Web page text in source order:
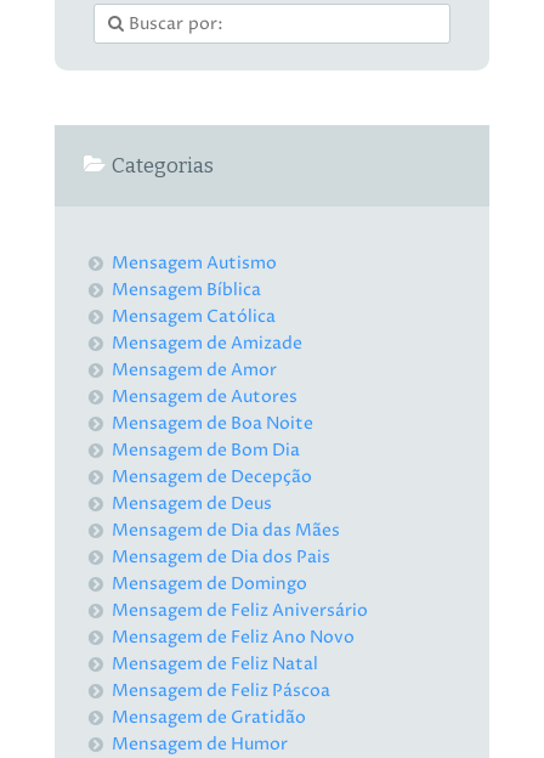
Categorias
Mensagem Autismo
Mensagem Bíblica
Mensagem Católica
Mensagem de Amizade
Mensagem de Amor
Mensagem de Autores
Mensagem de Boa Noite
Mensagem de Bom Dia
Mensagem de Decepção
Mensagem de Deus
Mensagem de Dia das Mães
Mensagem de Dia dos Pais
Mensagem de Domingo
Mensagem de Feliz Aniversário
Mensagem de Feliz Ano Novo
Mensagem de Feliz Natal
Mensagem de Feliz Páscoa
Mensagem de Gratidão
Mensagem de Humor